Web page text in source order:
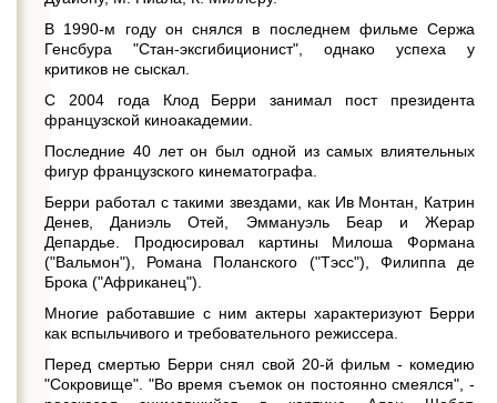
В 1990-м году он снялся в последнем фильме Сержа
Генсбура "Стан-эксгибиционист", однако успеха у
критиков не сыскал.
С 2004 года Клод Берри занимал пост президента
французской киноакадемии.
Последние 40 лет он был одной из самых влиятельных
фигур французского кинематографа.
Берри работал с такими звездами, как Ив Монтан, Катрин
Денев, Даниэль Отей, Эммануэль Беар и Жерар
Депардье. Продюсировал картины Милоша Формана
("Вальмон"), Романа Поланского ("Тэсс"), Филиппа де
Брока ("Африканец").
Многие работавшие с ним актеры характеризуют Берри
как вспыльчивого и требовательного режиссера.
Перед смертью Берри снял свой 20-й фильм - комедию
"Сокровище". "Во время съемок он постоянно смеялся", -